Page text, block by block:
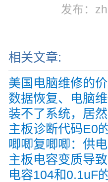
发布：
相关文章:
美国电脑维修的价
数据恢复、电脑
装不了系统，居
主板诊断代码E0
唧唧复唧唧：供
主板电容变质导
电容104和0.1uF